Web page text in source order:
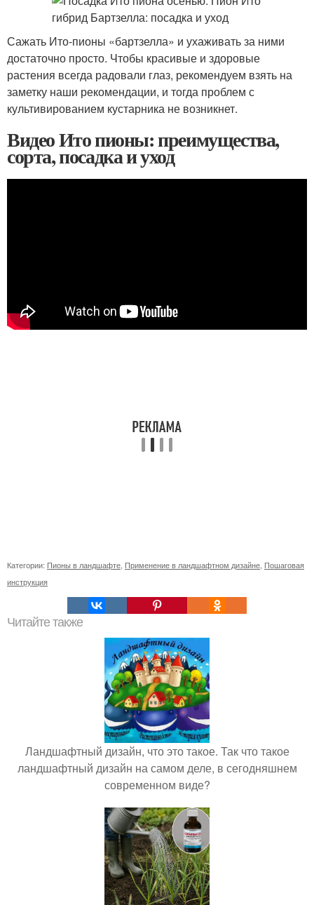
Сажать Ито-пионы «бартзелла» и ухаживать за ними
достаточно просто. Чтобы красивые и здоровые
растения всегда радовали глаз, рекомендуем взять на
заметку наши рекомендации, и тогда проблем с
культивированием кустарника не возникнет.
Видео Ито пионы: преимущества,
сорта, посадка и уход
Категории: Пионы в ландшафте Применение в ландшафтном дизайне Пошаговая
инструкция
Читайте также
Ландшафтный дизайн, что это такое. Так что такое
ландшафтный дизайн на самом деле, в сегодняшнем
современном виде?